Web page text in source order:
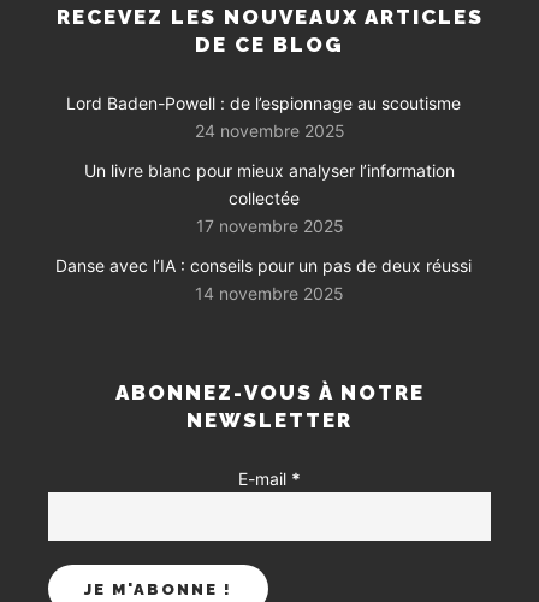
RECEVEZ LES NOUVEAUX ARTICLES
DE CE BLOG
Lord Baden-Powell : de l’espionnage au scoutisme
24 novembre 2025
Un livre blanc pour mieux analyser l’information
collectée
17 novembre 2025
Danse avec l’IA : conseils pour un pas de deux réussi
14 novembre 2025
ABONNEZ-VOUS À NOTRE
NEWSLETTER
E-mail *